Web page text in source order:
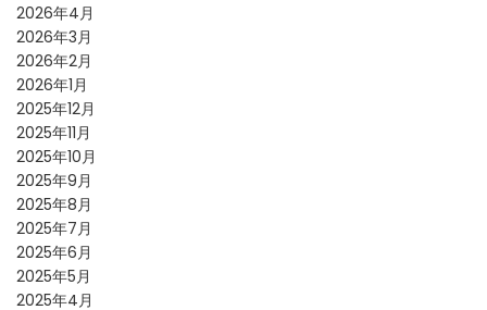
2026年4月
2026年3月
2026年2月
2026年1月
2025年12月
2025年11月
2025年10月
2025年9月
2025年8月
2025年7月
2025年6月
2025年5月
2025年4月